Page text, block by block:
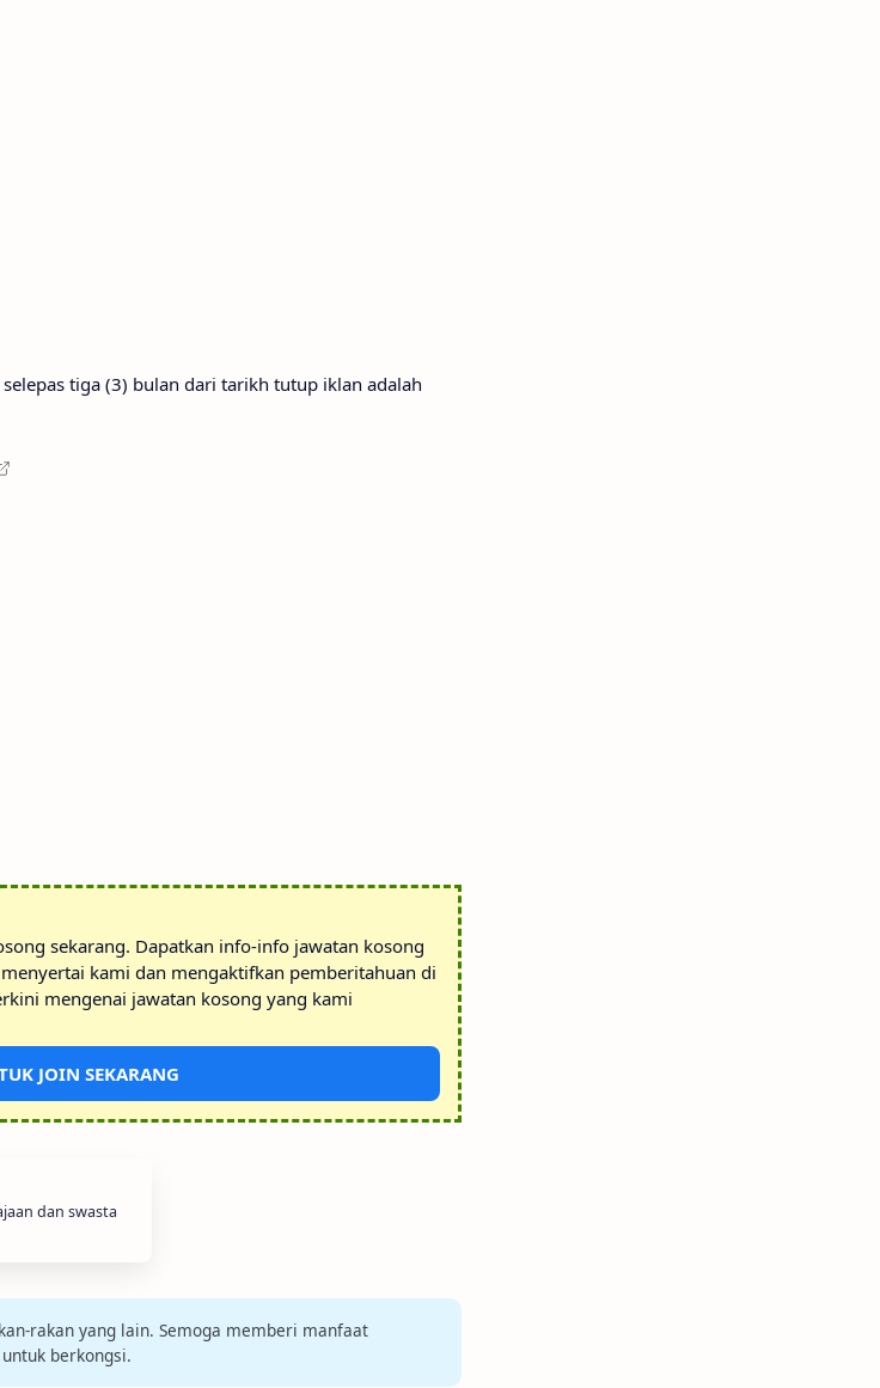
tiga (3) bulan dari tarikh tutup iklan adalah
sekarang. Dapatkan info-info jawatan kosong
kami dan mengaktifkan pemberitahuan di
mengenai jawatan kosong yang kami
JOIN SEKARANG
dan swasta
rakan yang lain. Semoga memberi manfaat
berkongsi.